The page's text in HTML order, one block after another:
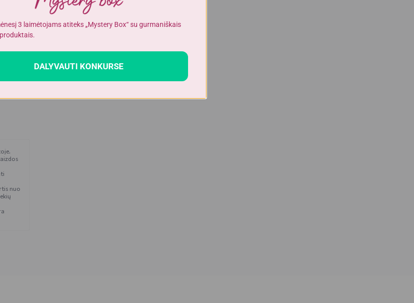
9,9 gr
nuo
3 laimėtojams atiteks „Mystery Box“ su gurmaniškais
DALYVAUTI KONKURSE